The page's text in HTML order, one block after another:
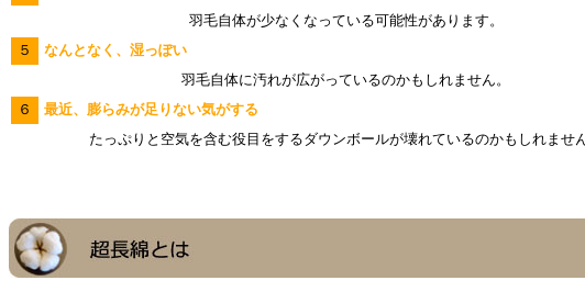
羽毛自体が少なくなっている可能性があります。
５
なんとなく、湿っぽい
羽毛自体に汚れが広がっているのかもしれません。
６
最近、膨らみが足りない気がする
たっぷりと空気を含む役目をするダウンボールが壊れているのかもしれませ